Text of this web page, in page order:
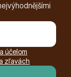
účelom
zľavách